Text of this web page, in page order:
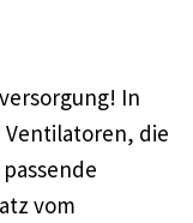
In
Ventilatoren, die
vom